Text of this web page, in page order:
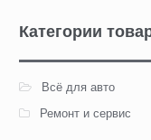
Категории
Всё для авто
Ремонт и сервис